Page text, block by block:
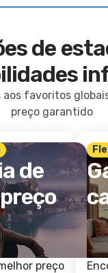
de
aos favoritos
preço garantido
de
preço